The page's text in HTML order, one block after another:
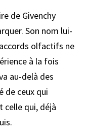
de Givenchy
Son nom lui-
olfactifs ne
à la fois
au-delà des
de ceux qui
qui, déjà